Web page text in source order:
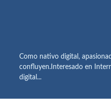
Como nativo digital,
confluyen.Interesado en
digital...